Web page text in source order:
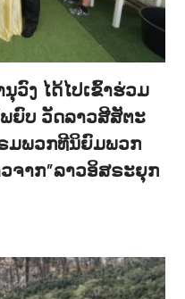
ວົງ ໄດ້ໄປເຂົ້າຮ່ວມ
ຍົບ ວັດລາວສີສັຕະ
ມພວກທີນິຍົມພວກ
ຈາກ”ລາວອິສຣະຍຸກ